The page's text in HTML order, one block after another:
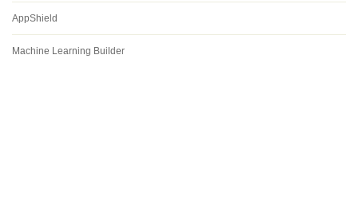
AppShield
Machine Learning Builder